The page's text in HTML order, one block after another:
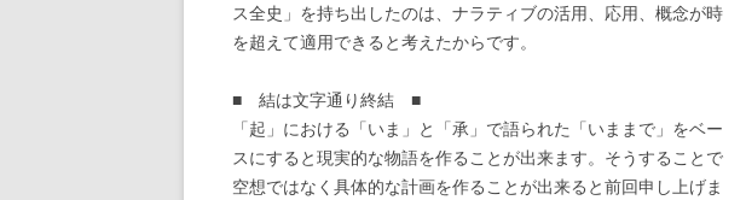
ス全史」を持ち出したのは、ナラティブの活用、応用、概念が時
を超えて適用できると考えたからです。
■ 結は文字通り終結 ■
「起」における「いま」と「承」で語られた「いままで」をベー
スにすると現実的な物語を作ることが出来ます。そうすることで
空想ではなく具体的な計画を作ることが出来ると前回申し上げま